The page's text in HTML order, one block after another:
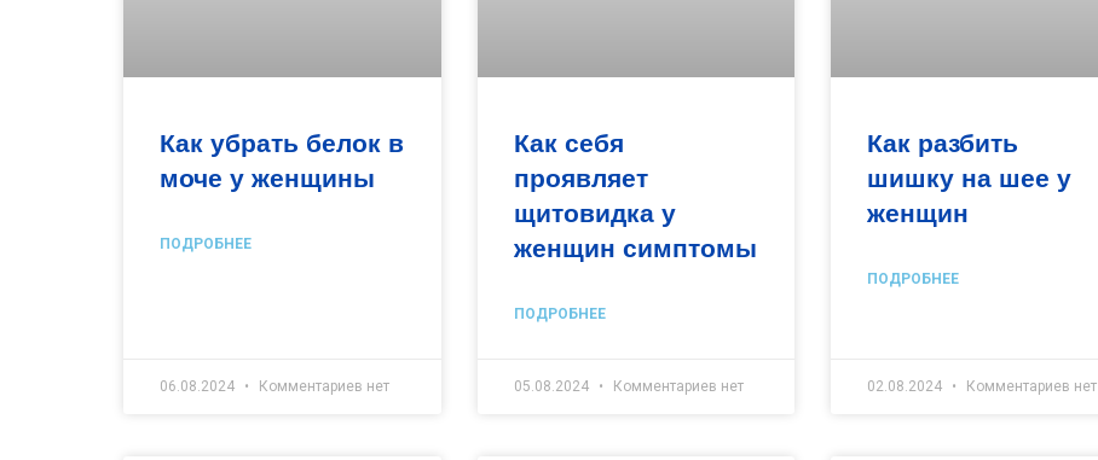
Как убрать белок в
моче у женщины
ПОДРОБНЕЕ
06.08.2024 Комментариев нет
Как себя
проявляет
щитовидка у
женщин симптомы
ПОДРОБНЕЕ
05.08.2024 Комментариев нет
Как разбить
шишку на шее у
женщин
ПОДРОБНЕЕ
02.08.2024 Комментариев нет